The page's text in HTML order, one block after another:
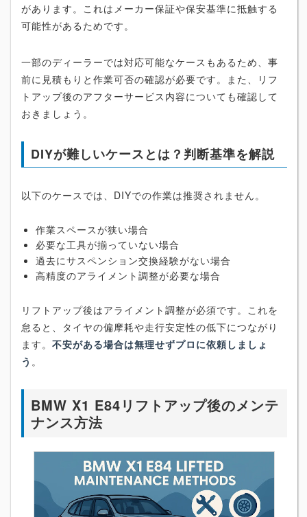
があります。これはメーカー保証や保安基準に抵触する
可能性があるためです。
一部のディーラーでは対応可能なケースもあるため、事
前に見積もりと作業可否の確認が必要です。また、リフ
トアップ後のアフターサービス内容についても確認して
おきましょう。
DIYが難しいケースとは？判断基準を解説
以下のケースでは、DIYでの作業は推奨されません。
作業スペースが狭い場合
必要な工具が揃っていない場合
過去にサスペンション交換経験がない場合
高精度のアライメント調整が必要な場合
リフトアップ後はアライメント調整が必須です。これを
怠ると、タイヤの偏摩耗や走行安定性の低下につながり
ます。 不安がある場合は無理せずプロに依頼しましょ
う 。
BMW X1 E84リフトアップ後のメンテ
ナンス方法